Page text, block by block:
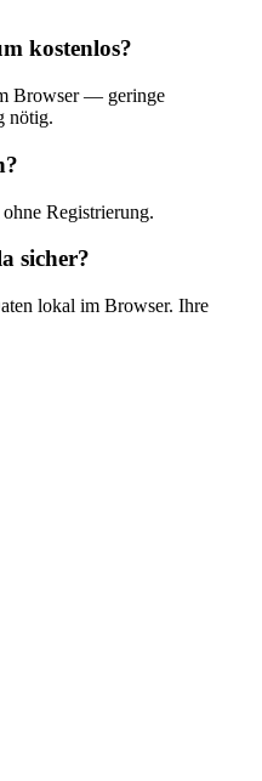
kostenlos?
Browser — geringe
nötig.
Registrierung.
sicher?
lokal im Browser. Ihre